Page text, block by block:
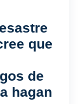
que
de
hagan